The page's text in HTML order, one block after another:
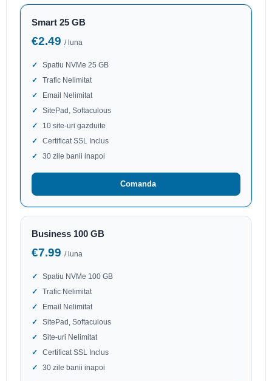
Smart 25 GB
€2.49 / luna
Spatiu NVMe 25 GB
Trafic Nelimitat
Email Nelimitat
SitePad, Softaculous
10 site-uri gazduite
Certificat SSL Inclus
30 zile banii inapoi
Comanda
Business 100 GB
€7.99 / luna
Spatiu NVMe 100 GB
Trafic Nelimitat
Email Nelimitat
SitePad, Softaculous
Site-uri Nelimitat
Certificat SSL Inclus
30 zile banii inapoi